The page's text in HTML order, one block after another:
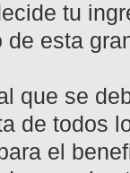
tu
de esta
que se
de todos
el